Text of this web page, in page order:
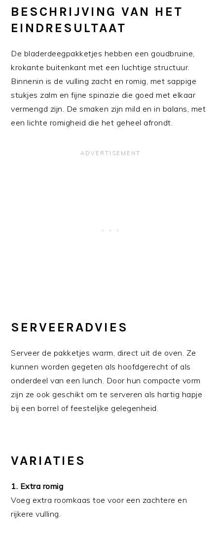
BESCHRIJVING VAN HET
EINDRESULTAAT
De bladerdeegpakketjes hebben een goudbruine,
krokante buitenkant met een luchtige structuur.
Binnenin is de vulling zacht en romig, met sappige
stukjes zalm en fijne spinazie die goed met elkaar
vermengd zijn. De smaken zijn mild en in balans, met
een lichte romigheid die het geheel afrondt.
SERVEERADVIES
Serveer de pakketjes warm, direct uit de oven. Ze
kunnen worden gegeten als hoofdgerecht of als
onderdeel van een lunch. Door hun compacte vorm
zijn ze ook geschikt om te serveren als hartig hapje
bij een borrel of feestelijke gelegenheid.
VARIATIES
1. Extra romig
Voeg extra roomkaas toe voor een zachtere en
rijkere vulling.